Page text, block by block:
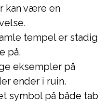
kan være en
tempel er stadig
på.
eksempler på
ender i ruin.
symbol på både tab